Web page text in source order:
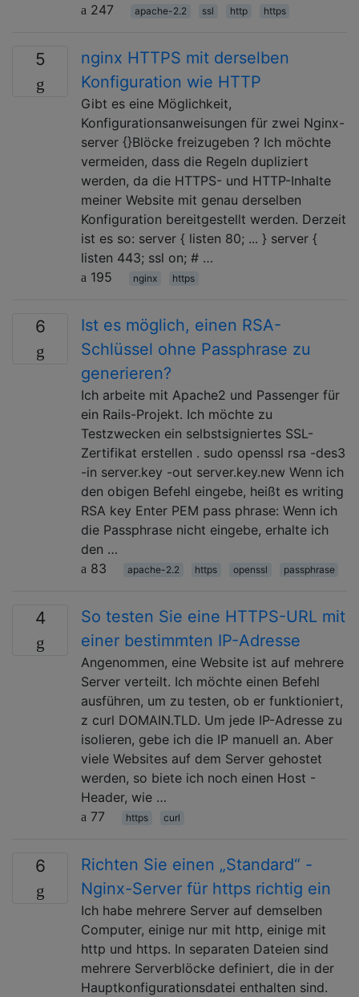
247
apache-2.2 ssl http https
5
nginx HTTPS mit derselben
Konfiguration wie HTTP
Gibt es eine Möglichkeit,
Konfigurationsanweisungen für zwei Nginx-
server {}Blöcke freizugeben ? Ich möchte
vermeiden, dass die Regeln dupliziert
werden, da die HTTPS- und HTTP-Inhalte
meiner Website mit genau derselben
Konfiguration bereitgestellt werden. Derzeit
ist es so: server { listen 80; ... } server {
listen 443; ssl on; # …
195
nginx https
6
Ist es möglich, einen RSA-
Schlüssel ohne Passphrase zu
generieren?
Ich arbeite mit Apache2 und Passenger für
ein Rails-Projekt. Ich möchte zu
Testzwecken ein selbstsigniertes SSL-
Zertifikat erstellen . sudo openssl rsa -des3
-in server.key -out server.key.new Wenn ich
den obigen Befehl eingebe, heißt es writing
RSA key Enter PEM pass phrase: Wenn ich
die Passphrase nicht eingebe, erhalte ich
den …
83
apache-2.2 https openssl passphrase
4
So testen Sie eine HTTPS-URL mit
einer bestimmten IP-Adresse
Angenommen, eine Website ist auf mehrere
Server verteilt. Ich möchte einen Befehl
ausführen, um zu testen, ob er funktioniert,
z curl DOMAIN.TLD. Um jede IP-Adresse zu
isolieren, gebe ich die IP manuell an. Aber
viele Websites auf dem Server gehostet
werden, so biete ich noch einen Host -
Header, wie …
77
https curl
6
Richten Sie einen „Standard“ -
Nginx-Server für https richtig ein
Ich habe mehrere Server auf demselben
Computer, einige nur mit http, einige mit
http und https. In separaten Dateien sind
mehrere Serverblöcke definiert, die in der
Hauptkonfigurationsdatei enthalten sind.